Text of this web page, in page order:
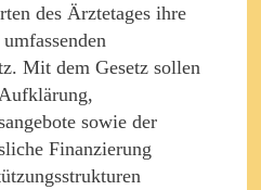
des Ärztetages ihre
Mit dem Gesetz sollen
sowie der
Finanzierung